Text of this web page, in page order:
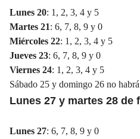
Lunes 20: 1, 2, 3, 4 y 5
Martes 21: 6, 7, 8, 9 y 0
Miércoles 22: 1, 2, 3, 4 y 5
Jueves 23: 6, 7, 8, 9 y 0
Viernes 24: 1, 2, 3, 4 y 5
Sábado 25 y domingo 26 no
Lunes 27 y martes 28 de
Lunes 27: 6, 7, 8, 9 y 0